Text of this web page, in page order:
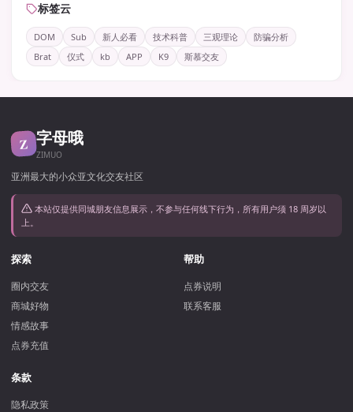
标签云
DOM Sub 新人必看 技术科普 三观理论
防骗分析
Brat
仪式 kb APP K9 斯慕交友
Z 字母哦
ZIMUO
亚洲最大的小众亚文化交友社区
本站仅提供同城朋友信息展示，不参与任何线下行为，所有用户须 18 周岁以
上。
探索
圈内交友
商城好物
情感故事
点券充值
帮助
点券说明
联系客服
条款
隐私政策